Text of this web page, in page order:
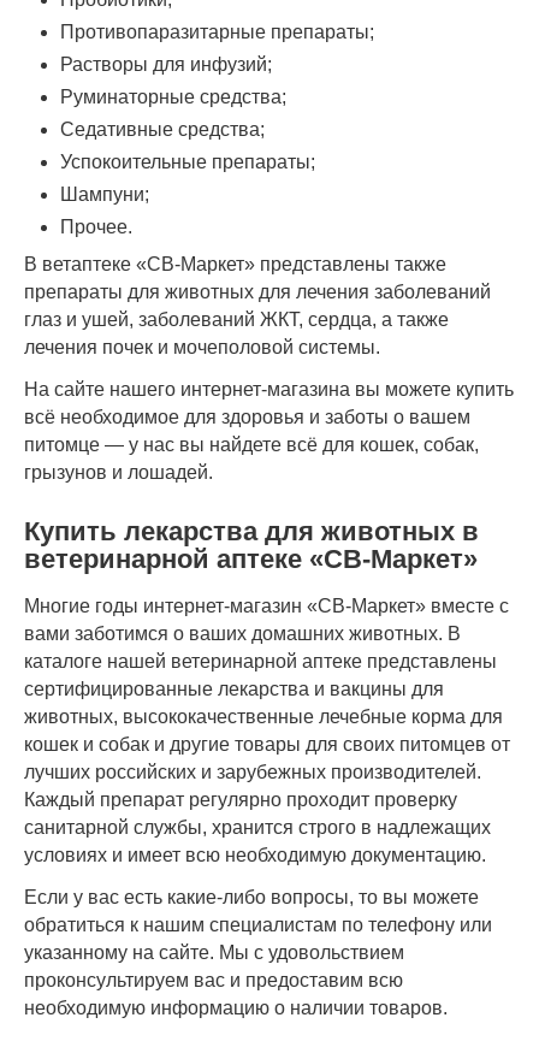
Противопаразитарные препараты;
Растворы для инфузий;
Руминаторные средства;
Седативные средства;
Успокоительные препараты;
Шампуни;
Прочее.
В ветаптеке «СВ-Маркет» представлены также
препараты для животных для лечения заболеваний
глаз и ушей, заболеваний ЖКТ, сердца, а также
лечения почек и мочеполовой системы.
На сайте нашего интернет-магазина вы можете купить
всё необходимое для здоровья и заботы о вашем
питомце — у нас вы найдете всё для кошек, собак,
грызунов и лошадей.
Купить лекарства для животных в
ветеринарной аптеке «СВ-Маркет»
Многие годы интернет-магазин «СВ-Маркет» вместе с
вами заботимся о ваших домашних животных. В
каталоге нашей ветеринарной аптеке представлены
сертифицированные лекарства и вакцины для
животных, высококачественные лечебные корма для
кошек и собак и другие товары для своих питомцев от
лучших российских и зарубежных производителей.
Каждый препарат регулярно проходит проверку
санитарной службы, хранится строго в надлежащих
условиях и имеет всю необходимую документацию.
Если у вас есть какие-либо вопросы, то вы можете
обратиться к нашим специалистам по телефону или
указанному на сайте. Мы с удовольствием
проконсультируем вас и предоставим всю
необходимую информацию о наличии товаров.